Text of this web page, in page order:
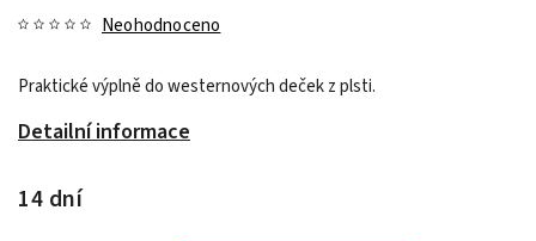
Neohodnoceno
Praktické výplně do westernových deček z plsti.
Detailní informace
14 dní